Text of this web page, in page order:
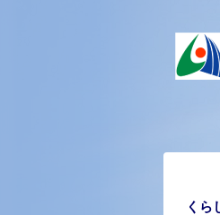
くら